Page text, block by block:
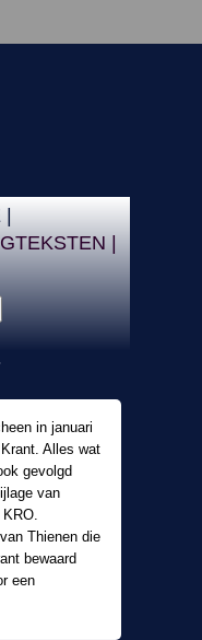
in januari
Alles wat
gevolgd
van
Thienen die
bewaard
een
|